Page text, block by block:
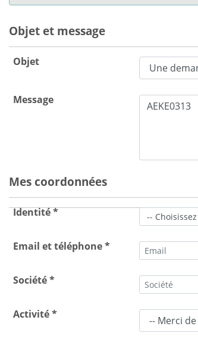
Objet et message
Objet
Message
Mes coordonnées
Identité *
Email et téléphone *
Société *
Activité *